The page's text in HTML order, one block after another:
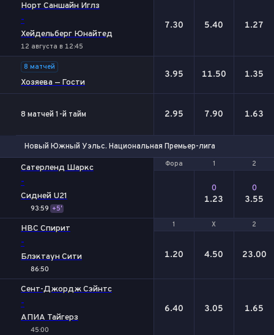
Норт Саншайн Иглз
-
Хейдельберг Юнайтед
12 августа в 12:45
7.30 5.40 1.27
8 матчей
Хозяева — Гости
3.95 11.50 1.35
8 матчей 1-й тайм 2.95 7.90 1.63
Новый Южный Уэльс. Национальная Премьер-лига
Фора 1 2
Сатерленд Шаркс
-
Сидней U21
93:59 +5'
Фора 1 2
0
1.23
0
3.55
1 Х 2
НВС Спирит
-
Блэктаун Сити
86:50
1 Х 2
1.20 4.50 23.00
Сент-Джордж Сэйнтс
-
АПИА Тайгерз
45:00
6.40 3.05 1.65